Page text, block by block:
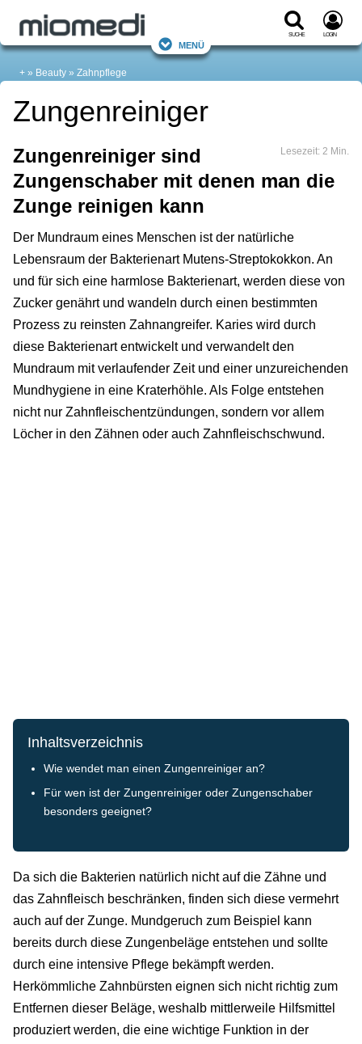
Suche Login
Menü
+ Beauty Zahnpflege
Zungenreiniger
Lesezeit: 2 Min.
Zungenreiniger sind
Zungenschaber mit denen man die
Zunge reinigen kann
Der Mundraum eines Menschen ist der natürliche
Lebensraum der Bakterienart Mutens-Streptokokkon. An
und für sich eine harmlose Bakterienart, werden diese von
Zucker genährt und wandeln durch einen bestimmten
Prozess zu reinsten Zahnangreifer. Karies wird durch
diese Bakterienart entwickelt und verwandelt den
Mundraum mit verlaufender Zeit und einer unzureichenden
Mundhygiene in eine Kraterhöhle. Als Folge entstehen
nicht nur Zahnfleischentzündungen, sondern vor allem
Löcher in den Zähnen oder auch Zahnfleischschwund.
Inhaltsverzeichnis
Wie wendet man einen Zungenreiniger an?
Für wen ist der Zungenreiniger oder Zungenschaber
besonders geeignet?
Da sich die Bakterien natürlich nicht auf die Zähne und
das Zahnfleisch beschränken, finden sich diese vermehrt
auch auf der Zunge. Mundgeruch zum Beispiel kann
bereits durch diese Zungenbeläge entstehen und sollte
durch eine intensive Pflege bekämpft werden.
Herkömmliche Zahnbürsten eignen sich nicht richtig zum
Entfernen dieser Beläge, weshalb mittlerweile Hilfsmittel
produziert werden, die eine wichtige Funktion in der